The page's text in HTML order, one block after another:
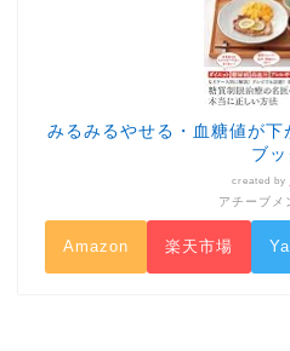
みるみるやせる・血糖値が
ブッ
created by
アチーブメ
Amazon 楽天市場